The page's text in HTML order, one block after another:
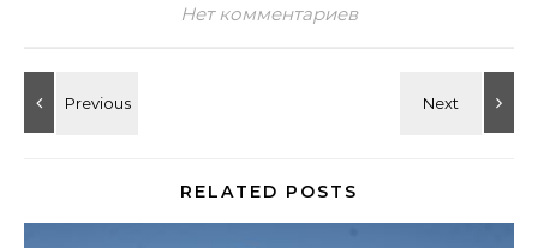
Нет комментариев
RELATED POSTS